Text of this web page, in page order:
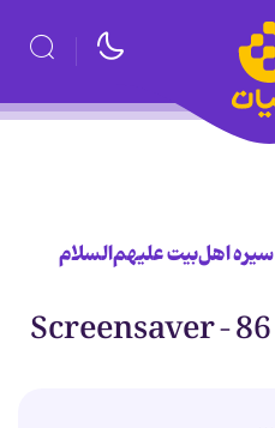
سیره اهل‌بیت علیهم‌السلام